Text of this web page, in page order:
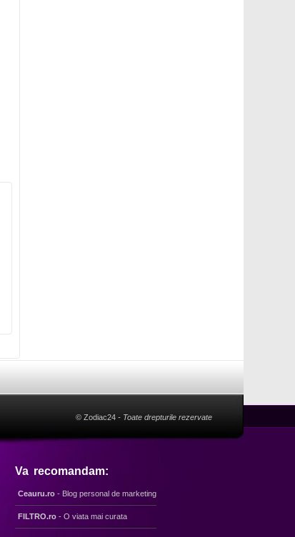
© Zodiac24 - Toate drepturile rezervate
Va recomandam:
Ceauru.ro - Blog personal de marketing
FILTRO.ro - O viata mai curata